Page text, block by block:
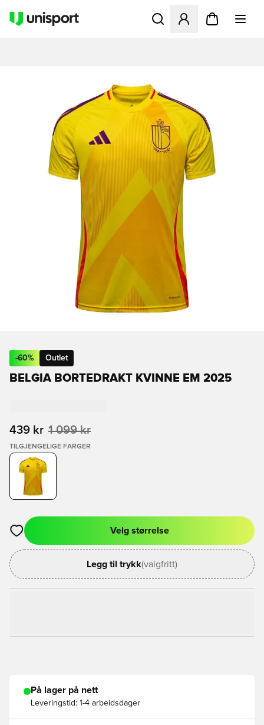
Åpner en Modal for å
-60% Outlet
BELGIA BORTEDRAKT KVINNE EM 2025
439 kr 1 099 kr
TILGJENGELIGE FARGER
Åpner en Modal for å logge inn eller registrere deg som
Velg størrelse
Legg til trykk(valgfritt)
På lager på nett
Leveringstid: 1-4 arbeidsdager